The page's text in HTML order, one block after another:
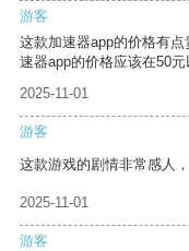
游客
这款加速器app的价格有
速器app的价格应该在50元
2025-11-01
游客
这款游戏的剧情非常感人
2025-11-01
游客